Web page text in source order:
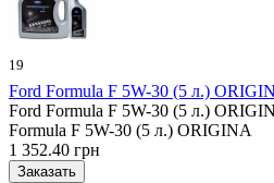
19
Ford Formula F 5W-30 (5 л.)
Ford Formula F 5W-30 (5 л.)
Formula F 5W-30 (5 л.) ORIGINA
1 352.40 грн